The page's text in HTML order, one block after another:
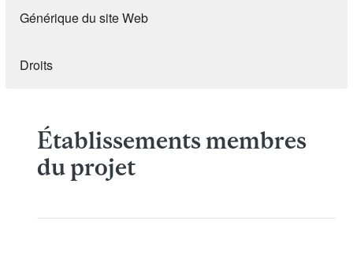
Générique du site Web
Droits
Établissements membres
du projet